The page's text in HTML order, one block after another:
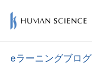
eラーニングブログ